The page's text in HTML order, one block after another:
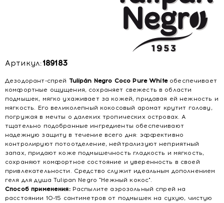
Артикул:189183
Дезодорант-спрей Tulipán Negro Coco Pure Whiteобеспечивает
комфортные ощущения, сохраняет свежесть в области
подмышек, мягко ухаживает за кожей, придавая ей нежность и
мягкость. Его великолепный кокосовый аромат крутит голову,
погружая в мечты о далеких тропических островах. А
тщательно подобранные ингредиенты обеспечивают
надежную защиту в течение всего дня: эффективно
контролируют потоотделение, нейтрализуют неприятный
запах, придают коже подмышечность гладкость и мягкость,
сохраняют комфортное состояние и уверенность в своей
привлекательности. Средство служит идеальным дополнением
геля для душа Tulipan Negro "Нежный кокос".
Способ применения:Распылите аэрозольный спрей на
расстоянии 10-15 сантиметров от подмышек на сухую, чистую